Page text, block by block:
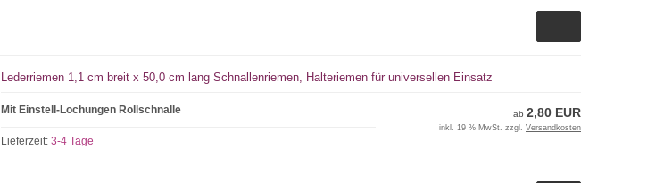
Lederriemen 1,1 cm breit x 50,0 cm lang Schnallenriemen, Halteriemen für universellen Einsatz
Mit Einstell-Lochungen Rollschnalle
Lieferzeit:3-4 Tage
ab 2,80 EUR
inkl. 19 % MwSt. zzgl. Versandkosten